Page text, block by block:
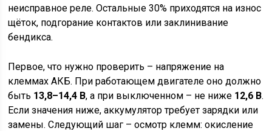
неисправное реле. Остальные 30% приходятся на износ
щёток, подгорание контактов или заклинивание
бендикса.
Первое, что нужно проверить – напряжение на
клеммах АКБ. При работающем двигателе оно должно
быть 13,8–14,4 В, а при выключенном – не ниже 12,6 В.
Если значения ниже, аккумулятор требует зарядки или
замены. Следующий шаг – осмотр клемм: окисление